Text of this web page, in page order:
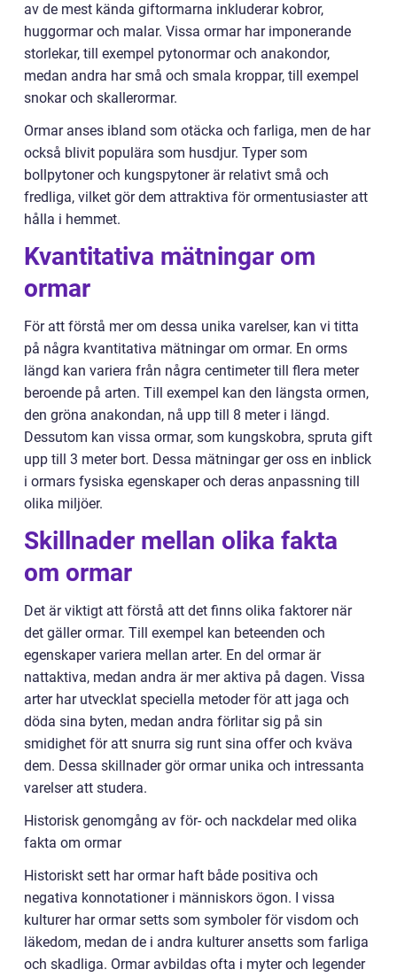
av de mest kända giftormarna inkluderar kobror,
huggormar och malar. Vissa ormar har imponerande
storlekar, till exempel pytonormar och anakondor,
medan andra har små och smala kroppar, till exempel
snokar och skallerormar.
Ormar anses ibland som otäcka och farliga, men de har
också blivit populära som husdjur. Typer som
bollpytoner och kungspytoner är relativt små och
fredliga, vilket gör dem attraktiva för ormentusiaster att
hålla i hemmet.
Kvantitativa mätningar om
ormar
För att förstå mer om dessa unika varelser, kan vi titta
på några kvantitativa mätningar om ormar. En orms
längd kan variera från några centimeter till flera meter
beroende på arten. Till exempel kan den längsta ormen,
den gröna anakondan, nå upp till 8 meter i längd.
Dessutom kan vissa ormar, som kungskobra, spruta gift
upp till 3 meter bort. Dessa mätningar ger oss en inblick
i ormars fysiska egenskaper och deras anpassning till
olika miljöer.
Skillnader mellan olika fakta
om ormar
Det är viktigt att förstå att det finns olika faktorer när
det gäller ormar. Till exempel kan beteenden och
egenskaper variera mellan arter. En del ormar är
nattaktiva, medan andra är mer aktiva på dagen. Vissa
arter har utvecklat speciella metoder för att jaga och
döda sina byten, medan andra förlitar sig på sin
smidighet för att snurra sig runt sina offer och kväva
dem. Dessa skillnader gör ormar unika och intressanta
varelser att studera.
Historisk genomgång av för- och nackdelar med olika
fakta om ormar
Historiskt sett har ormar haft både positiva och
negativa konnotationer i människors ögon. I vissa
kulturer har ormar setts som symboler för visdom och
läkedom, medan de i andra kulturer ansetts som farliga
och skadliga. Ormar avbildas ofta i myter och legender